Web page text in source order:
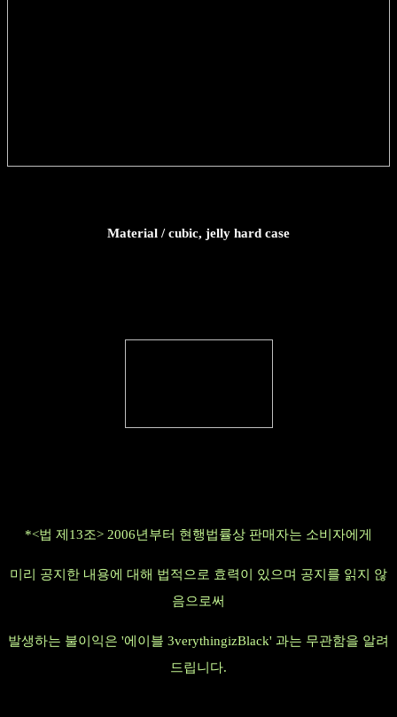
Material / cubic, jelly hard case
*<법 제13조> 2006년부터 현행법률상 판매자는 소비자에게
미리 공지한 내용에 대해 법적으로 효력이 있으며 공지를 읽지 않
음으로써
발생하는 불이익은 '에이블 3verythingizBlack' 과는 무관함을 알려
드립니다.